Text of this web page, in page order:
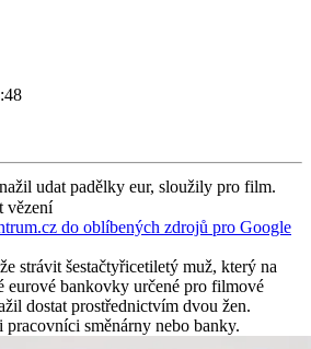
udat padělky eur, sloužily pro film.
vězení
do oblíbených zdrojů pro Google
strávit šestačtyřicetiletý muž, který na
eurové bankovky určené pro filmové
dostat prostřednictvím dvou žen.
směnárny nebo banky.